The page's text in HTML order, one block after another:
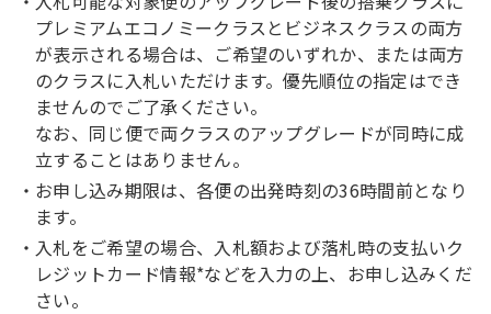
プレミアムエコノミークラスとビジネスクラスの両方
が表示される場合は、ご希望のいずれか、または両方
のクラスに入札いただけます。優先順位の指定はでき
ませんのでご了承ください。
なお、同じ便で両クラスのアップグレードが同時に成
立することはありません。
お申し込み期限は、各便の出発時刻の36時間前となり
ます。
入札をご希望の場合、入札額および落札時の支払いク
レジットカード情報*などを入力の上、お申し込みくだ
さい。